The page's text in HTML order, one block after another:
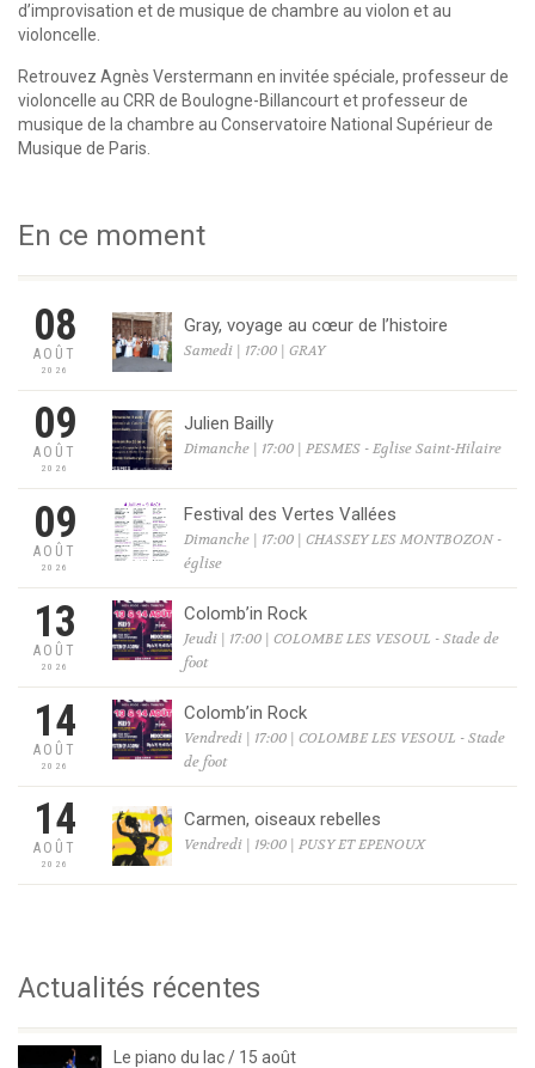
d’improvisation et de musique de chambre au violon et au
violoncelle.
Retrouvez Agnès Verstermann en invitée spéciale, professeur de
violoncelle au CRR de Boulogne-Billancourt et professeur de
musique de la chambre au Conservatoire National Supérieur de
Musique de Paris.
En ce moment
08
AOÛT
2026
Gray, voyage au cœur de l’histoire
Samedi | 17:00 | GRAY
09
AOÛT
2026
Julien Bailly
Dimanche | 17:00 | PESMES - Eglise Saint-Hilaire
09
AOÛT
2026
Festival des Vertes Vallées
Dimanche | 17:00 | CHASSEY LES MONTBOZON -
église
13
AOÛT
2026
Colomb’in Rock
Jeudi | 17:00 | COLOMBE LES VESOUL - Stade de
foot
14
AOÛT
2026
Colomb’in Rock
Vendredi | 17:00 | COLOMBE LES VESOUL - Stade
de foot
14
AOÛT
2026
Carmen, oiseaux rebelles
Vendredi | 19:00 | PUSY ET EPENOUX
Actualités récentes
Le piano du lac / 15 août